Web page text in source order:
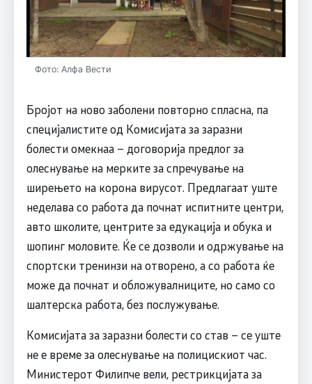
Фото: Алфа Вести
Бројот на ново заболени повторно спласна, па
специјалистите од Комисијата за заразни
болести омекнаа – договорија предлог за
олеснување на мерките за спречување на
ширењето на корона вирусот. Предлагаат уште
неделава со работа да почнат испитните центри,
авто школите, центрите за едукација и обука и
шопинг моловите. Ќе се дозволи и одржување на
спортски тренинзи на отворено, а со работа ќе
може да почнат и обложувалниците, но само со
шалтерска работа, без послужување.
Комисијата за заразни болести со став – се уште
не е време за олеснување на полицискиот час.
Министерот Филипче вели, рестрикцијата за